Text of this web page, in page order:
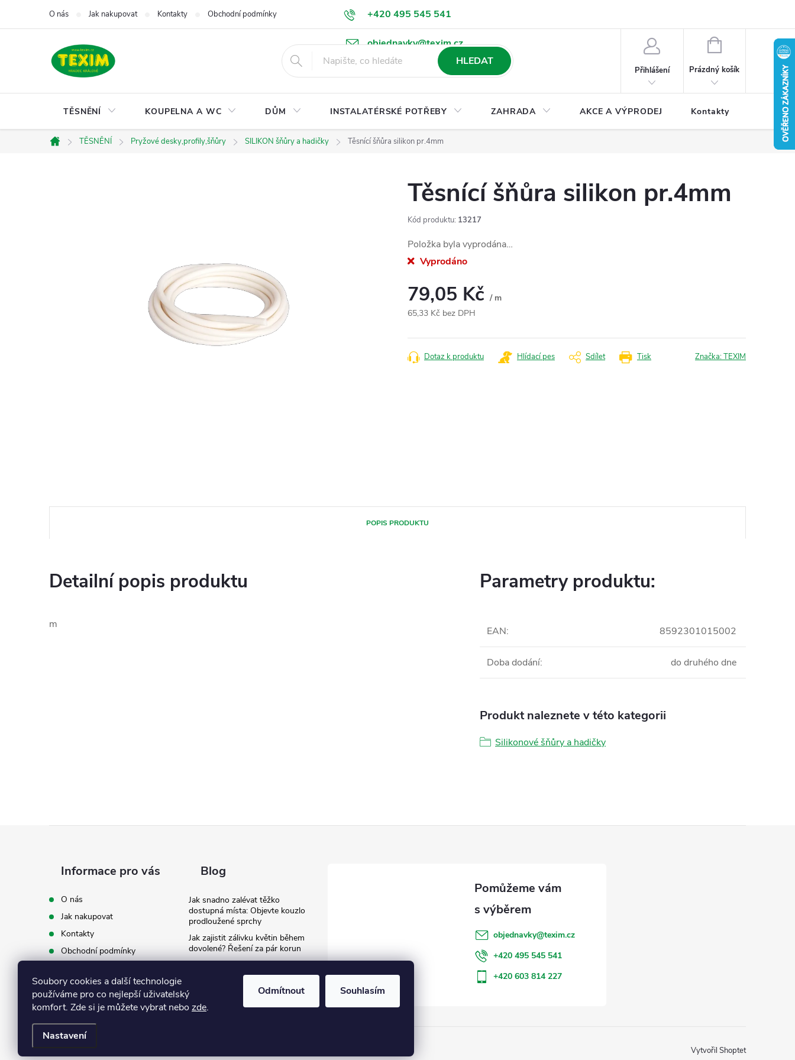
Soubory cookies a další technologie
používáme pro co nejlepší uživatelský
komfort. Zde si je můžete vybrat nebo zde.
Nastavení
Odmítnout Souhlasím
+420 495 545 541
objednavky@texim.cz
O nás Jak nakupovat Kontakty Obchodní podmínky Podmínky ochrany osobních údajů Ke stažení
HLEDAT
Přihlášení
NÁKUPNÍ
Prázdný košík
TĚSNĚNÍ KOUPELNA A WC DŮM INSTALATÉRSKÉ POTŘEBY ZAHRADA AKCE A VÝPRODEJ Kontakty
Domů
TĚSNĚNÍ Pryžové desky,profily,šňůry SILIKON šňůry a hadičky Těsnící šňůra silikon pr.4mm
Těsnící šňůra silikon pr.4mm
Kód produktu: 13217
Položka byla vyprodána…
Vyprodáno
79,05 Kč / m
65,33 Kč bez DPH
cena:
Tisk
Dotaz k produktu Hlídací pes Sdílet Značka:TEXIM
POPIS PRODUKTU
Detailní popis produktu
m
Parametry produktu:
EAN: 8592301015002
Doba dodání: do druhého dne
Produkt naleznete v této kategorii
Silikonové šňůry a hadičky
Informace pro vás
O nás
Jak nakupovat
Kontakty
Obchodní podmínky
údajů
Ke stažení
Blog
Jak snadno zalévat těžko
dostupná místa: Objevte kouzlo
prodloužené sprchy
Jak zajistit zálivku květin během
dovolené? Řešení za pár korun
záda při zalévání
objednavky@texim.cz
+420 495 545 541
+420 603 814 227
Vytvořil Shoptet